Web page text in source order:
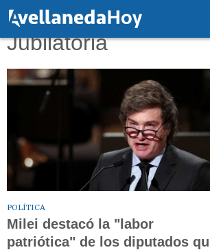
Tag: Movilidad
Jubilatoria
POLÍTICA
Milei destacó la "labor
patriótica" de los diputados